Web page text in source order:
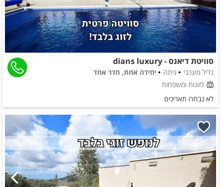
סוויטת דיאנס - dians luxury
גליל מערבי גיתה
יחידה אחת, חדר אחד
לזוגות ומשפחות
לא נבחרו תאריכים